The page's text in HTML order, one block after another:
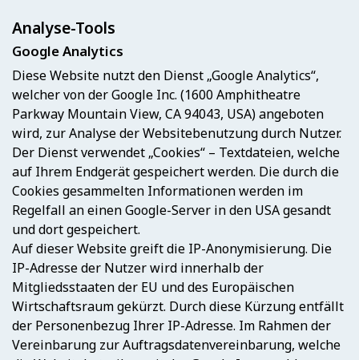
Analyse-Tools
Google Analytics
Diese Website nutzt den Dienst „Google Analytics“,
welcher von der Google Inc. (1600 Amphitheatre
Parkway Mountain View, CA 94043, USA) angeboten
wird, zur Analyse der Websitebenutzung durch Nutzer.
Der Dienst verwendet „Cookies“ – Textdateien, welche
auf Ihrem Endgerät gespeichert werden. Die durch die
Cookies gesammelten Informationen werden im
Regelfall an einen Google-Server in den USA gesandt
und dort gespeichert.
Auf dieser Website greift die IP-Anonymisierung. Die
IP-Adresse der Nutzer wird innerhalb der
Mitgliedsstaaten der EU und des Europäischen
Wirtschaftsraum gekürzt. Durch diese Kürzung entfällt
der Personenbezug Ihrer IP-Adresse. Im Rahmen der
Vereinbarung zur Auftragsdatenvereinbarung, welche